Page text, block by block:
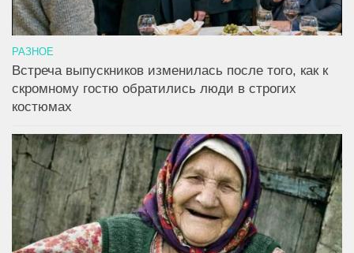
РАЗНОЕ
Встреча выпускников изменилась после того, как к
скромному гостю обратились люди в строгих
костюмах